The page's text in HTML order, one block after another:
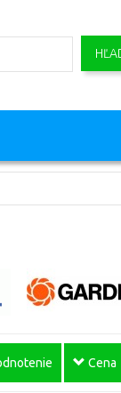
Cena